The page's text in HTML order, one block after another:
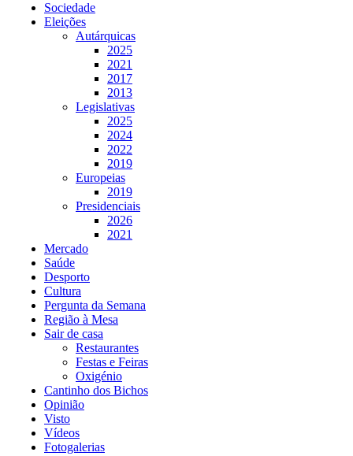
Sociedade
Eleições
Autárquicas
2025
2021
2017
2013
Legislativas
2025
2024
2022
2019
Europeias
2019
Presidenciais
2026
2021
Mercado
Saúde
Desporto
Cultura
Pergunta da Semana
Região à Mesa
Sair de casa
Restaurantes
Festas e Feiras
Oxigénio
Cantinho dos Bichos
Opinião
Visto
Vídeos
Fotogalerias